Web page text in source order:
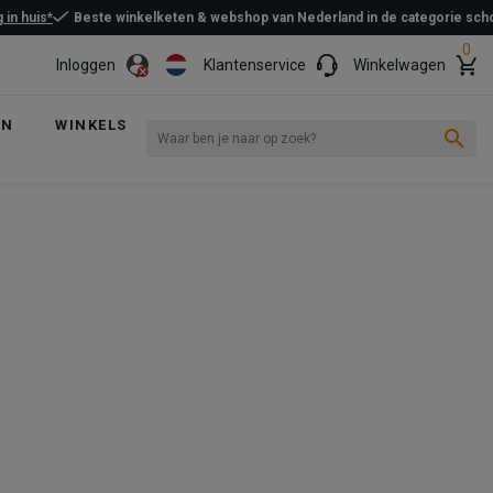
Inloggen Klantenservice
0
Winkelwagen
WINKELS
in huis* Beste winkelketen & webshop van Nederland in de categorie